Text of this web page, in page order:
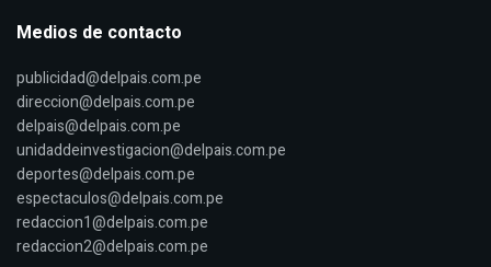
Medios de contacto
publicidad@delpais.com.pe
direccion@delpais.com.pe
delpais@delpais.com.pe
unidaddeinvestigacion@delpais.com.pe
deportes@delpais.com.pe
espectaculos@delpais.com.pe
redaccion1@delpais.com.pe
redaccion2@delpais.com.pe